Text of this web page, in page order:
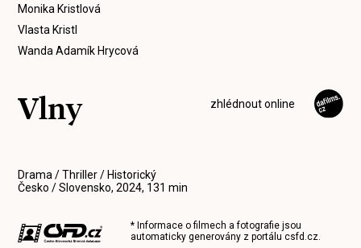
Monika Kristlová
Vlasta Kristl
Wanda Adamík Hrycová
zhlédnout online
Vlny
Drama / Thriller / Historický
Česko / Slovensko, 2024, 131 min
* Informace o filmech a fotografie jsou
automaticky generovány z portálucsfd.cz.